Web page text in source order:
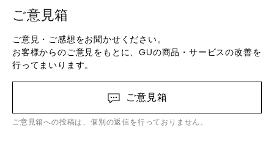
ご意見箱
ご意見・ご感想をお聞かせください。
お客様からのご意見をもとに、GUの商品・サービスの改善を
行ってまいります。
ご意見箱
ご意見箱への投稿は、個別の返信を行っておりません。